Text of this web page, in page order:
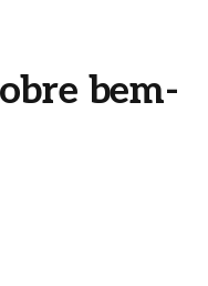
bem-